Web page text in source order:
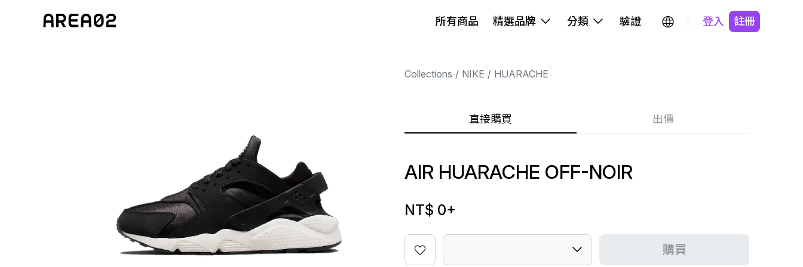
所有商品 精選品牌 分類 驗證 登入 註冊
Collections NIKE HUARACHE
直接購買 出價
AIR HUARACHE OFF-NOIR
NT$ 0+
購買